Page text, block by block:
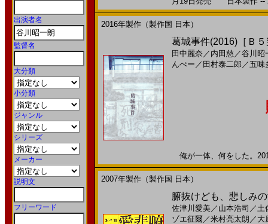
出演者名
監督名
大分類
小分類
ジャンル
シリーズ
メーカー
説明文
フリーワード
2016年製作（製作国 日本）
葛城事件(2016)［Ｂ
田中麗奈 ／ 内田慈／谷川昭
んぺー ／ 田村泰二郎 ／五味
俺が一体、何をした。
2007年製作（製作国 日本）
腑抜けども、悲しみ
佐津川愛美／ 山本浩司 ／土
ゾエ征爾 ／米村亮太朗 ／ 大